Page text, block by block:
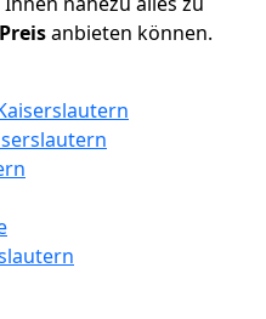
Preisanbieten können.